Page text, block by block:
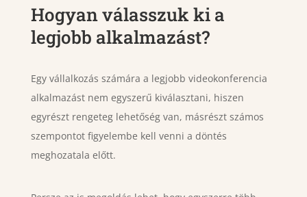
Hogyan válasszuk ki a
legjobb alkalmazást?
Egy vállalkozás számára a legjobb videokonferencia
alkalmazást nem egyszerű kiválasztani, hiszen
egyrészt rengeteg lehetőség van, másrészt számos
szempontot figyelembe kell venni a döntés
meghozatala előtt.